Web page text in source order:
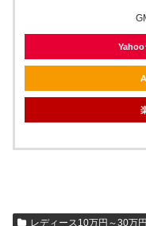
Yahoo
レディース10万円～30万円